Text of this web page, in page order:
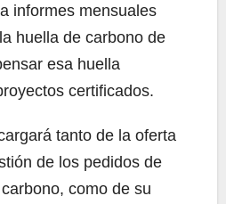
informes mensuales
huella de carbono de
esa huella
certificados.
tanto de la oferta
de los pedidos de
como de su